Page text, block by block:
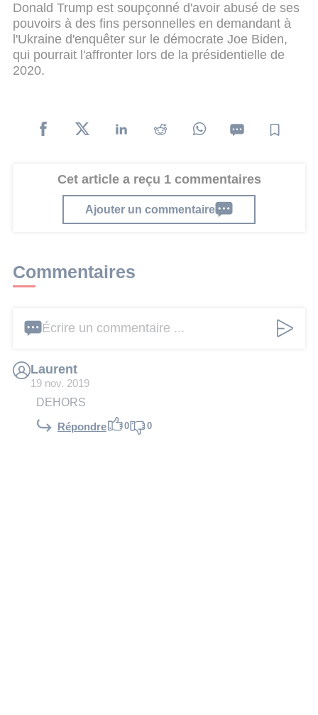
Donald Trump est soupçonné d'avoir abusé de ses
pouvoirs à des fins personnelles en demandant à
l'Ukraine d'enquêter sur le démocrate Joe Biden,
qui pourrait l'affronter lors de la présidentielle de
2020.
Cet article a reçu 1 commentaires
Ajouter un commentaire
Commentaires
Écrire un commentaire ...
Laurent
19 nov. 2019
DEHORS
Répondre 0 0